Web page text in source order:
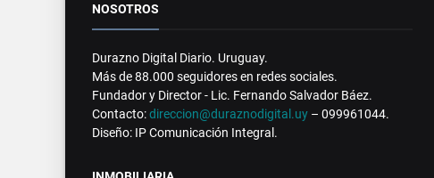
NOSOTROS
Durazno Digital Diario. Uruguay.
Más de 88.000 seguidores en redes sociales.
Fundador y Director - Lic. Fernando Salvador Báez.
Contacto:direccion@duraznodigital.uy – 099961044.
Diseño: IP Comunicación Integral.